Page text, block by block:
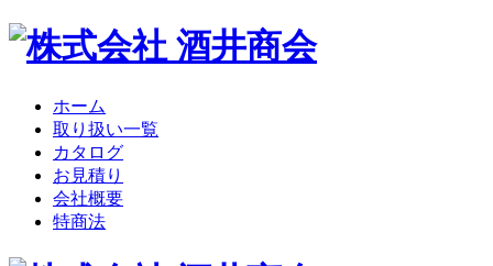
ホーム
取り扱い一覧
カタログ
お見積り
会社概要
特商法